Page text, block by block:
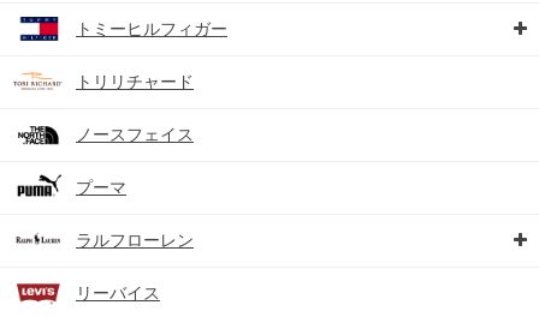
トミーヒルフィガー
トリリチャード
ノースフェイス
プーマ
ラルフローレン
リーバイス